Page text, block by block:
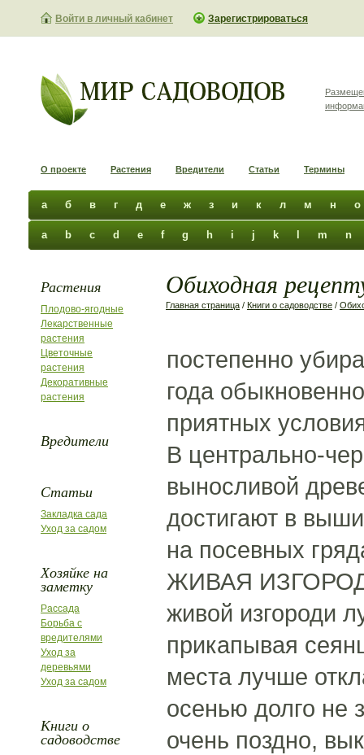
Войти в личный кабинет Зарегистрироваться
О проекте Растения Вредители Статьи Термины
а б в г д е ж з и к л м н о
a b c d e f g h i j k m n
Растения
Плодово-ягодные
Лекарственные
растения
Цветочные
растения
Декоративные
растения
Вредители
Статьи
Закладка сада
Уход за садом
Хозяйке на
заметку
Рассада
Борьба с
вредителями
Уход за
деревьями
Уход за садом
Книги о
садоводстве
Обиходная
Главная страница / Книги о садоводстве /
постепенно
года
приятных
В центрально-
выносливой
достигают в
на посевных
ЖИВАЯ
живой изгороди
прикапывая
места лучше
осенью долго не
очень поздно,